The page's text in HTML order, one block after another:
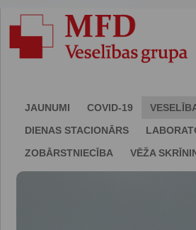
JAUNUMI COVID-19
DIENAS STACIONĀRS
ZOBĀRSTNIECĪBA
VĒŽA